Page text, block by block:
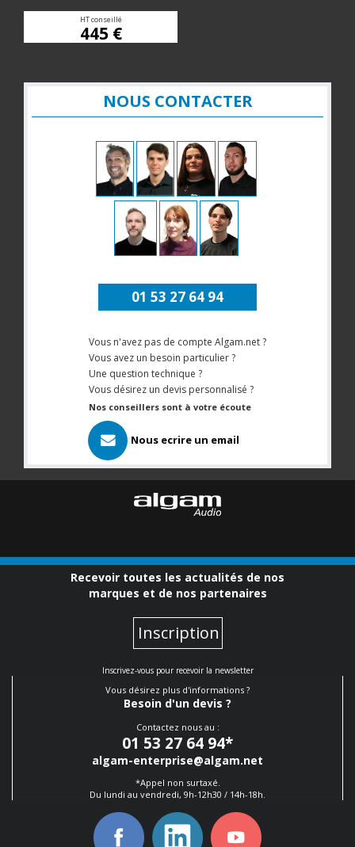
HT conseillé
445 €
NOUS CONTACTER
01 53 27 64 94
Vous n'avez pas de compte Algam.net ?
Vous avez un besoin particulier ?
Une question technique ?
Vous désirez un devis personnalisé ?
Nos conseillers sont à votre écoute
Nous ecrire un email
Recevoir toutes les actualités de nos
marques et de nos partenaires
Inscription
Inscrivez-vous pour recevoir la newsletter
Vous désirez plus d'informations ?
Besoin d'un devis ?
Contactez nous au :
01 53 27 64 94*
algam-enterprise@algam.net
*Appel non surtaxé.
Du lundi au vendredi, 9h-12h30 / 14h-18h.